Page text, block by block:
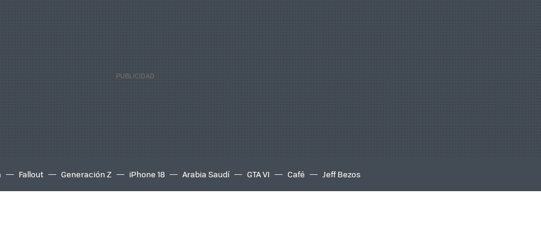
Fallout Generación Z iPhone 18 Arabia Saudí GTA VI Café Jeff Bezos